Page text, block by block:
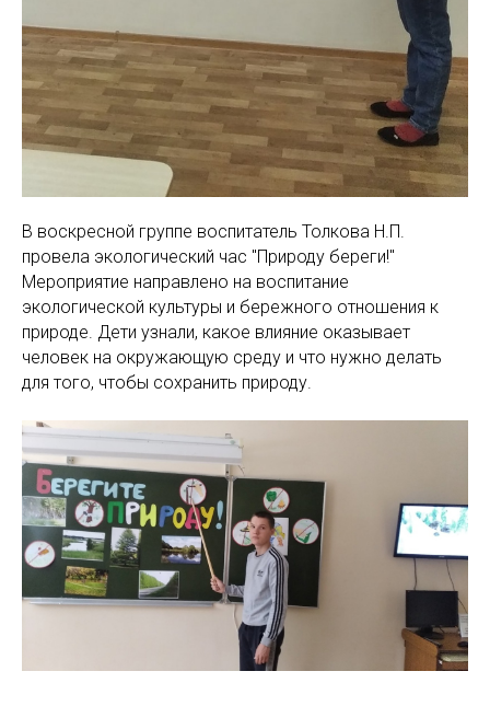
В воскресной группе воспитатель Толкова Н.П.
провела экологический час "Природу береги!"
Мероприятие направлено на воспитание
экологической культуры и бережного отношения к
природе. Дети узнали, какое влияние оказывает
человек на окружающую среду и что нужно делать
для того, чтобы сохранить природу.